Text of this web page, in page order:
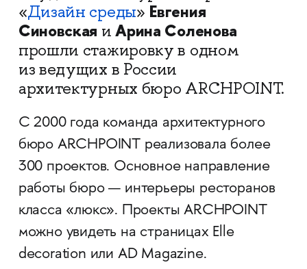
«Дизайн среды» Евгения
Синовская иАрина Соленова
прошли стажировку в одном
из ведущих в России
архитектурных бюро ARCHPOINT.
С 2000 года команда архитектурного
бюро ARCHPOINT реализовала более
300 проектов. Основное направление
работы бюро — интерьеры ресторанов
класса «люкс». Проекты ARCHPOINT
можно увидеть на страницах Elle
decoration или AD Magazine.